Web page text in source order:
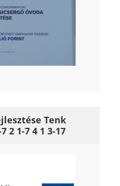
Tenk
2 1-7 4 1 3-17